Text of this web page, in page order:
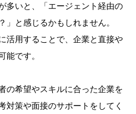
多いと、「エージェント経由の
」と感じるかもしれません。
活用することで、企業と直接や
能です。
の希望やスキルに合った企業を
対策や面接のサポートをしてく